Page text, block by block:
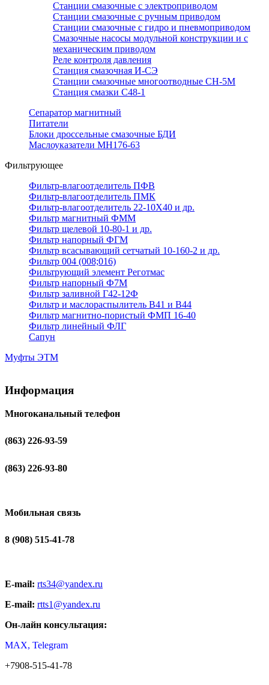
Станции смазочные с электроприводом
Станции смазочные с ручным приводом
Станции смазочные с гидро и пневмоприводом
Смазочные насосы модульной конструкции и с
механическим приводом
Реле контроля давления
Станция смазочная И-СЭ
Станции смазочные многоотводные СН-5М
Станция смазки С48-1
Сепаратор магнитный
Питатели
Блоки дроссельные смазочные БДИ
Маслоуказатели МН176-63
Фильтрующее
Фильтр-влагоотделитель ПФВ
Фильтр-влагоотделитель ПМК
Фильтр-влагоотделитель 22-10Х40 и др.
Фильтр магнитный ФММ
Фильтр щелевой 10-80-1 и др.
Фильтр напорный ФГМ
Фильтр всасывающий сетчатый 10-160-2 и др.
Фильтр 004 (008;016)
Фильтрующий элемент Реготмас
Фильтр напорный Ф7М
Фильтр заливной Г42-12Ф
Фильтр и маслораспылитель В41 и В44
Фильтр магнитно-пористый ФМП 16-40
Фильтр линейный ФЛГ
Сапун
Муфты ЭТМ
Информация
Многоканальный телефон
(863) 226-93-59
(863) 226-93-80
Мобильная связь
8 (908) 515-41-78
E-mail: rts34@yandex.ru
E-mail: rtts1@yandex.ru
Он-лайн консультация:
MAX, Telegram
+7908-515-41-78